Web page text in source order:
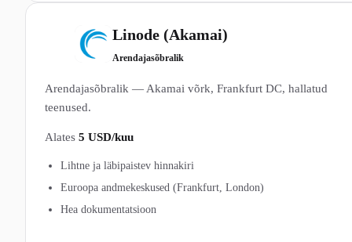
Linode (Akamai)
Arendajasõbralik
Arendajasõbralik — Akamai võrk, Frankfurt DC, hallatud
teenused.
Alates 5 USD/kuu
Lihtne ja läbipaistev hinnakiri
Euroopa andmekeskused (Frankfurt, London)
Hea dokumentatsioon